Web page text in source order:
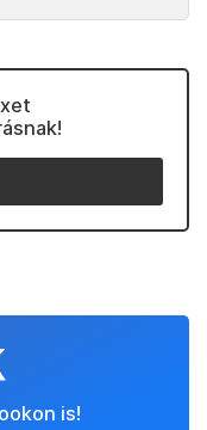
is!